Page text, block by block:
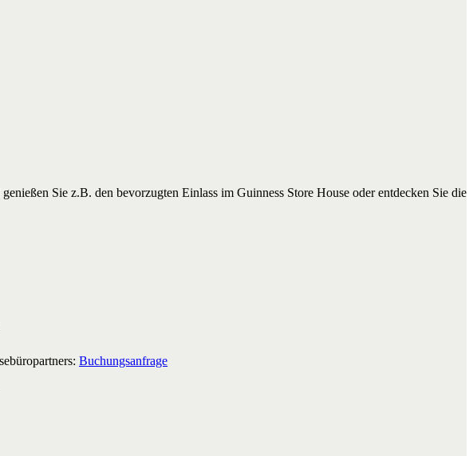
Sie z.B. den bevorzugten Einlass im Guinness Store House oder entdecken Sie die
Buchungsanfrage